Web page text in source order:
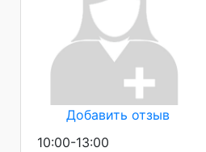
Добавить отзыв
10:00-13:00